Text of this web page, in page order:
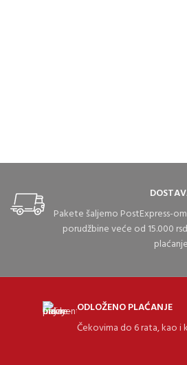
Pakete šaljemo PostExpress-
porudžbine veće od 15.000
plaćanje
ODLOŽENO PLAĆANJE
Čekovima do 6 rata, kao i